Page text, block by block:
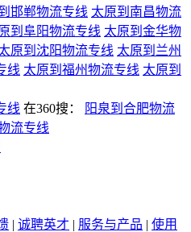
邯郸物流专线 太原到南昌物流
到阜阳物流专线 太原到金华物
原到沈阳物流专线 太原到兰州
线 太原到福州物流专线 太原到
线 在360搜：
阳泉到合肥物流
流专线
| 诚聘英才 | 服务与产品 | 使用